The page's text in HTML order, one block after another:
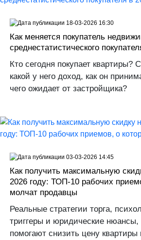
Как меняется покупатель
среднестатистического
Кто сегодня покупает квартиры?
какой у него доход, как он
чего ожидает от застройщика?
18-03-2026 16:30
Как получить максимальную
2026 году: ТОП-10 рабочих
молчат продавцы
Реальные стратегии торга,
триггеры и юридические нюансы,
помогают снизить цену квартиры
03-03-2026 14:45